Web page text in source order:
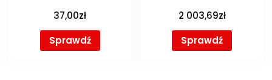
37,00zł
Sprawdź
2 003,69zł
Sprawdź